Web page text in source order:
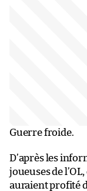
Guerre froide.
D’après les
joueuses de
auraient profité